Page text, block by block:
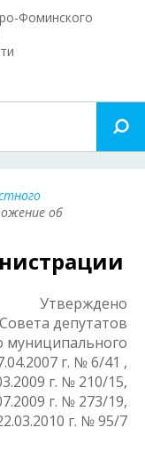
Фоминского
об
Утверждено
депутатов
муниципального
г. № 6/41 ,
г. № 210/15,
г. № 273/19,
г. № 95/7